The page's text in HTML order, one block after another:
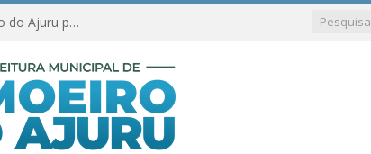
Amanhã começa nova etapa de vacinação em Limoeiro do Ajuru para idosos com 65 ou mais